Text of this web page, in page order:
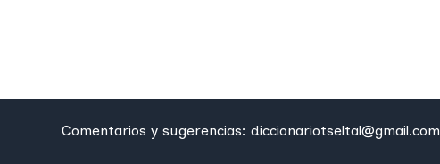
Comentarios y sugerencias: diccionariotseltal@gmail.com